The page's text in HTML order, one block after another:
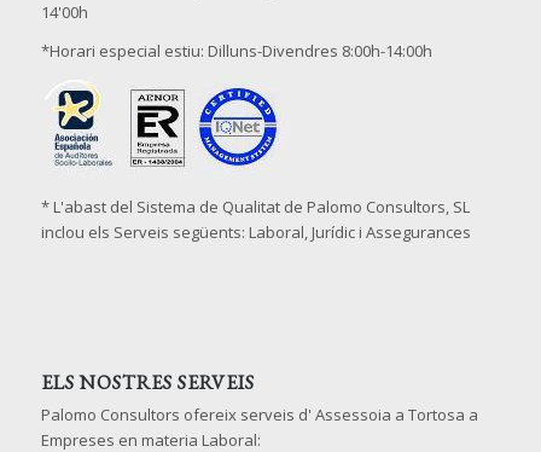
14'00h
*Horari especial estiu: Dilluns-Divendres 8:00h-14:00h
* L'abast del Sistema de Qualitat de Palomo Consultors, SL
inclou els Serveis següents: Laboral, Jurídic i Assegurances
ELS NOSTRES SERVEIS
Palomo Consultors ofereix serveis d' Assessoia a Tortosa a
Empreses en materia Laboral: